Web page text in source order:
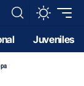
Juveniles